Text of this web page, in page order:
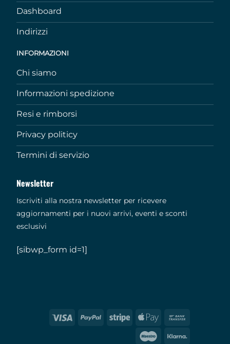
Dashboard
Indirizzi
INFORMAZIONI
Chi siamo
Informazioni spedizione
Resi e rimborsi
Privacy politicy
Termini di servizio
Newsletter
Iscriviti alla nostra newsletter per ricevere
aggiornamenti per i nuovi arrivi, eventi e sconti
esclusivi
[sibwp_form id=1]